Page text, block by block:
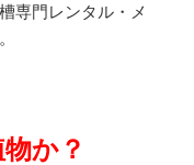
専門レンタル・メ
か？